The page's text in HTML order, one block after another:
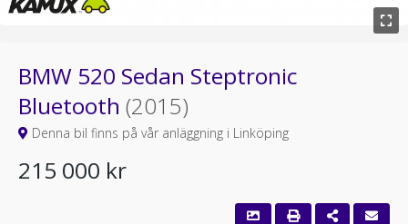
BMW 520 Sedan Steptronic
Bluetooth (2015)
Denna bil finns på vår anläggning i Linköping
215 000 kr